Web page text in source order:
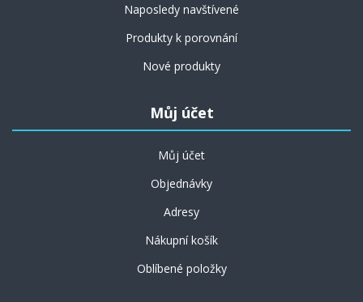
Naposledy navštívené
Produkty k porovnání
Nové produkty
Můj účet
Můj účet
Objednávky
Adresy
Nákupní košík
Oblíbené položky